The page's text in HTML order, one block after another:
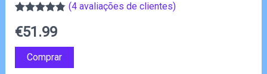
com4.75em
5 com base
em
classificações
de clientes
(4 avaliações de clientes)
€51.99
Comprar